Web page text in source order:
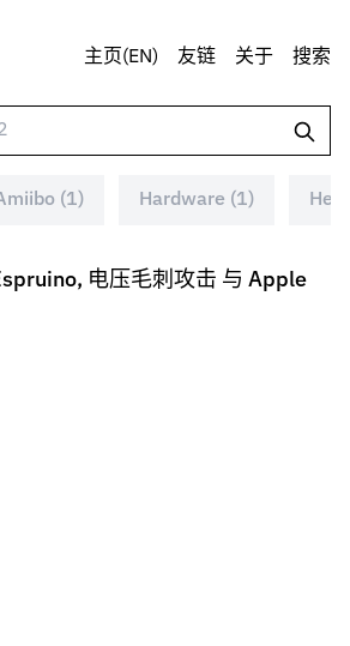
主页(EN) 友链 关于 搜索
(1) Hardware (1)
电压毛刺攻击 与 Apple